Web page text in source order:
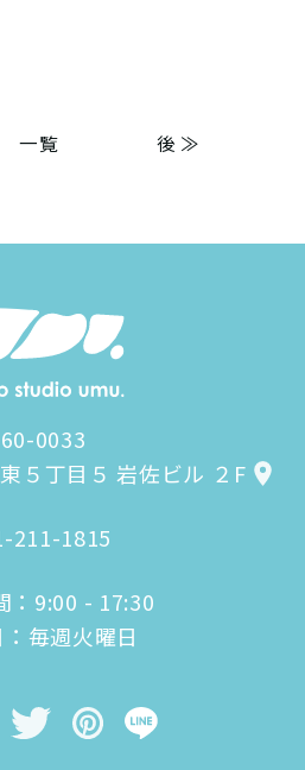
一覧 後 ≫
0033
５丁目５ 岩佐ビル ２F
211-1815
：9:00 - 17:30
毎週火曜日